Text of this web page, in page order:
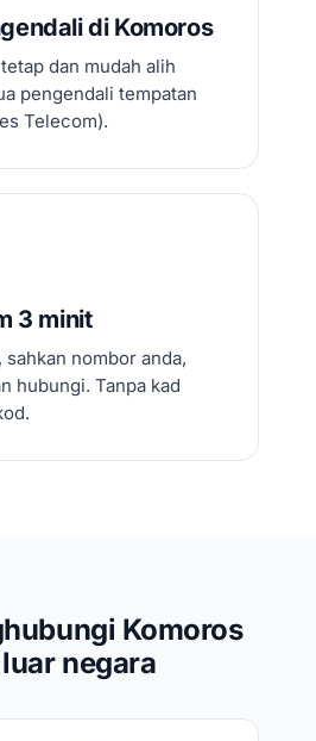
di Komoros
dan mudah alih
pengendali tempatan
Telecom).
3 minit
nombor anda,
hubungi. Tanpa kad
Komoros
negara